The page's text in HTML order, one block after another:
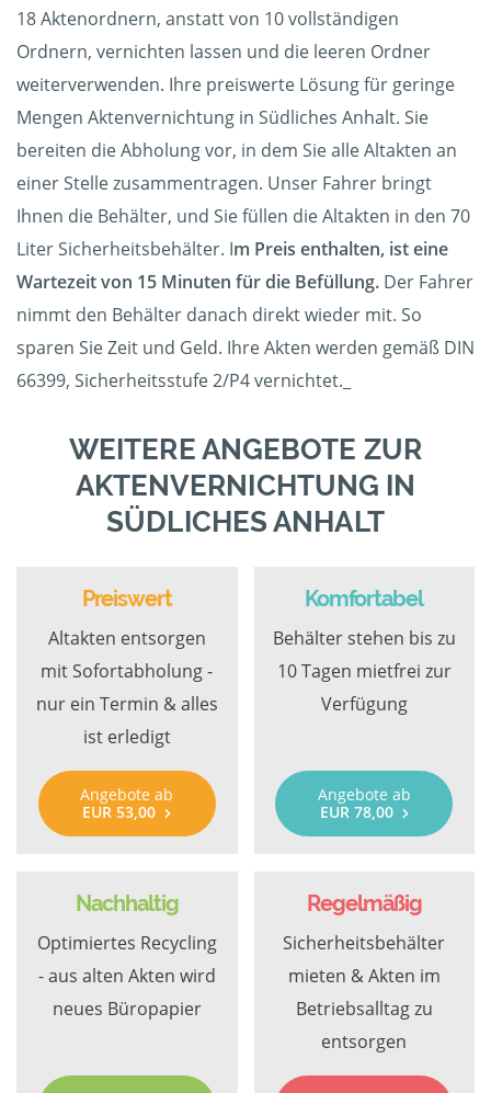
18 Aktenordnern, anstatt von 10 vollständigen
Ordnern, vernichten lassen und die leeren Ordner
weiterverwenden. Ihre preiswerte Lösung für geringe
Mengen Aktenvernichtung in Südliches Anhalt. Sie
bereiten die Abholung vor, in dem Sie alle Altakten an
einer Stelle zusammentragen. Unser Fahrer bringt
Ihnen die Behälter, und Sie füllen die Altakten in den 70
Liter Sicherheitsbehälter. Im Preis enthalten, ist eine
Wartezeit von 15 Minuten für die Befüllung. Der Fahrer
nimmt den Behälter danach direkt wieder mit. So
sparen Sie Zeit und Geld. Ihre Akten werden gemäß DIN
66399, Sicherheitsstufe 2/P4 vernichtet._
WEITERE ANGEBOTE ZUR
AKTENVERNICHTUNG IN
SÜDLICHES ANHALT
Preiswert
Altakten entsorgen
mit Sofortabholung -
nur ein Termin & alles
ist erledigt
Angebote ab
EUR 53,00
Komfortabel
Behälter stehen bis zu
10 Tagen mietfrei zur
Verfügung
Angebote ab
EUR 78,00
Nachhaltig
Optimiertes Recycling
- aus alten Akten wird
neues Büropapier
Regelmäßig
Sicherheitsbehälter
mieten & Akten im
Betriebsalltag zu
entsorgen